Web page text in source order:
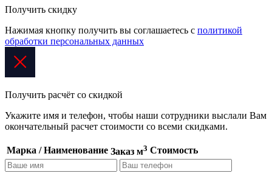
Получить скидку
Нажимая кнопку получить вы соглашаетесь с политикой
обработки персональных данных
Получить расчёт со скидкой
Укажите имя и телефон, чтобы наши сотрудники выслали Вам
окончательный расчет стоимости со всеми скидками.
Марка / Наименование Заказ м3 Стоимость